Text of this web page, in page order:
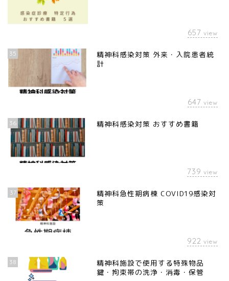
657 view
35
精神科感染対策 外来・入院患者統
計
647 view
36 精神科感染対策 おすすめ書籍
739 view
37
精神科急性期病棟 COVID19感染対
策
922 view
38
精神科施設で使用する特殊物品
鍵・拘束帯の洗浄・消毒・保管